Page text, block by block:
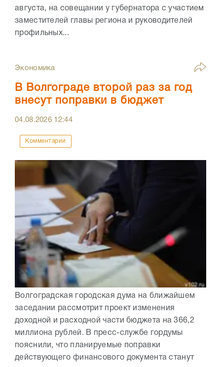
августа, на совещании у губернатора с участием
заместителей главы региона и руководителей
профильных...
Экономика
В Волгограде второй раз за год
внесут поправки в бюджет
04.08.2026 12:44
Комментарии
Волгоградская городская дума на ближайшем
заседании рассмотрит проект изменения
доходной и расходной части бюджета на 366,2
миллиона рублей. В пресс-службе гордумы
пояснили, что планируемые поправки
действующего финансового документа станут